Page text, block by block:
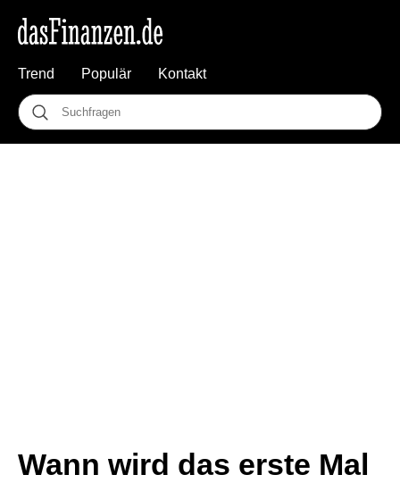
Trend Populär Kontakt
Wann wird das erste Mal